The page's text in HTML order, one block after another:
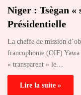
Niger : Tsègan «
Présidentielle
La cheffe de mission
francophonie (OIF)
« transparent » le…
Lire la suite »